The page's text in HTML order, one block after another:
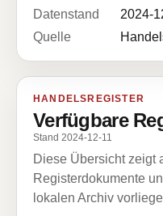
Datenstand
2024-
Quelle
HANDELSREGISTER
Verfügbare
Stand 2024-12-11
Diese Übersicht zeigt
Registerdokumente
lokalen Archiv